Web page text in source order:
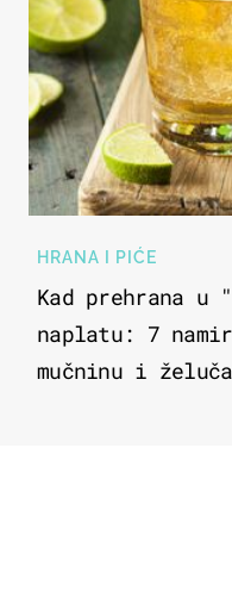
HRANA I PIĆE
Kad prehrana u
naplatu: 7
mučninu i